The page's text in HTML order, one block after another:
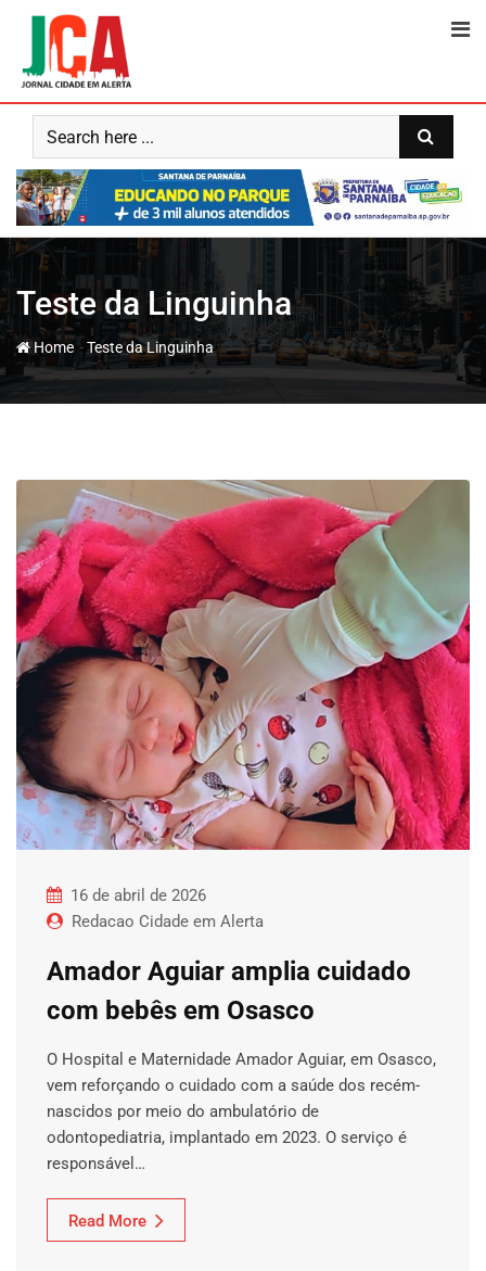
content
Teste da Linguinha
Home-Teste da Linguinha
16 de abril de 2026
Redacao Cidade em Alerta
Amador Aguiar amplia cuidado
com bebês em Osasco
O Hospital e Maternidade Amador Aguiar, em Osasco,
vem reforçando o cuidado com a saúde dos recém-
nascidos por meio do ambulatório de
odontopediatria, implantado em 2023. O serviço é
responsável…
Read More